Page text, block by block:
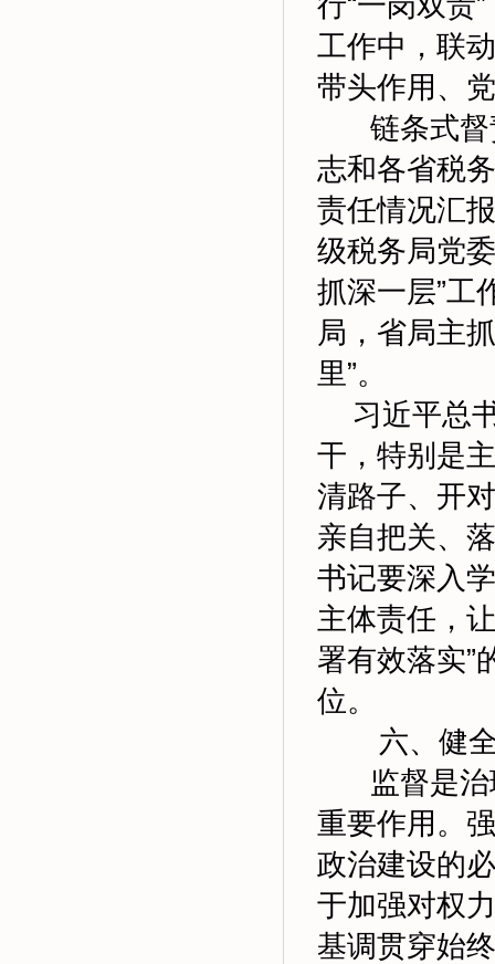
工作中，联
带头作用、
链条式督
志和各省税
责任情况汇
级税务局党
抓深一层”工
局，省局主
里”。
习近平总
干，特别是
清路子、开
亲自把关、
书记要深入
主体责任，
署有效落实”
位。
六、健全
监督是治
重要作用。
政治建设的
于加强对权
基调贯穿始